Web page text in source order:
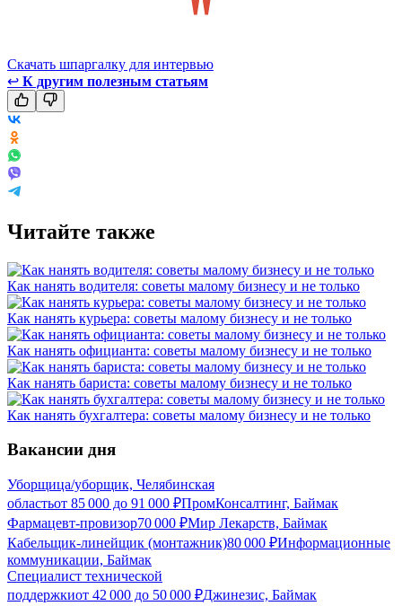
Скачать шпаргалку для интервью
↩ К другим полезным статьям
Читайте также
Как нанять водителя: советы малому бизнесу и не только
Как нанять курьера: советы малому бизнесу и не только
Как нанять официанта: советы малому бизнесу и не только
Как нанять бариста: советы малому бизнесу и не только
Как нанять бухгалтера: советы малому бизнесу и не только
Вакансии дня
Уборщица/уборщик, Челябинская
областьот 85 000 до 91 000 ₽ПромКонсалтинг, Баймак
Фармацевт-провизор70 000 ₽Мир Лекарств, Баймак
Кабельщик-линейщик (монтажник)80 000 ₽Информационные
коммуникации, Баймак
Специалист технической
поддержкиот 42 000 до 50 000 ₽Джинезис, Баймак